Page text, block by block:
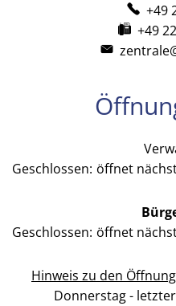
+49
+49
Klicken, um weitere
Geschlossen: öffnet
Klicken, um weitere
Geschlossen: öffnet
Hinweis zu den
Donnerstag -